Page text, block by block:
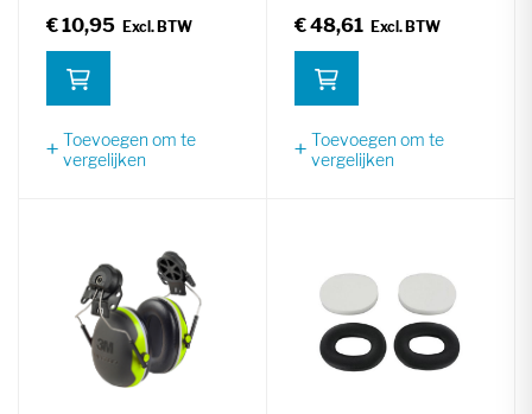
€ 10,95
Toevoegen om te
vergelijken
€ 48,61
Toevoegen om te
vergelijken